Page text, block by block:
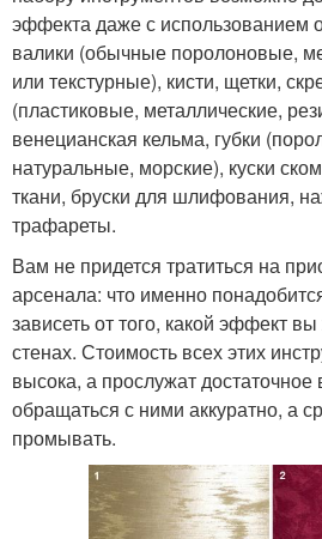
эффекта даже с использованием
валики (обычные поролоновые,
или текстурные), кисти, щетки,
(пластиковые, металлические,
венецианская кельма, губки
натуральные, морские), куски
ткани, бруски для шлифования,
трафареты.
Вам не придется тратиться на
арсенала: что именно
зависеть от того, какой эффект
стенах. Стоимость всех этих
высока, а прослужат
обращаться с ними аккуратно, а
промывать.